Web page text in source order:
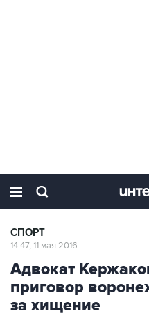
СПОРТ
14:47, 11 мая 2016
Адвокат
приговор
за хищение